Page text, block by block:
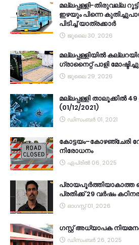
മല്ലപ്പള്ളി-തിരുവല്ല
ഇഴയും പിന്നെ
പിടിച്ച് യാത്രക്കാർ
ജൂലൈ 30, 2026
മല്ലപ്പള്ളിയിൽ
ഗ്രാനൈറ്റ് പാളി മോഷ്ടിച്ചു
ജൂലൈ 29, 2026
മല്ലപ്പള്ളി താലൂക്കിൽ
(01/12/2021)
ഡിസംബർ 01, 2021
കോട്ടയം–കോഴഞ്ചേരി
നിരോധനം
ഏപ്രിൽ 06, 2025
പ്രായപൂർത്തിയാകാത്ത
പ്രതിക്ക് 29 വർഷം
ഓഗസ്റ്റ് 01, 2026
ഗസ്റ്റ് അധ്യാപക
ഡിസംബർ 26, 2025